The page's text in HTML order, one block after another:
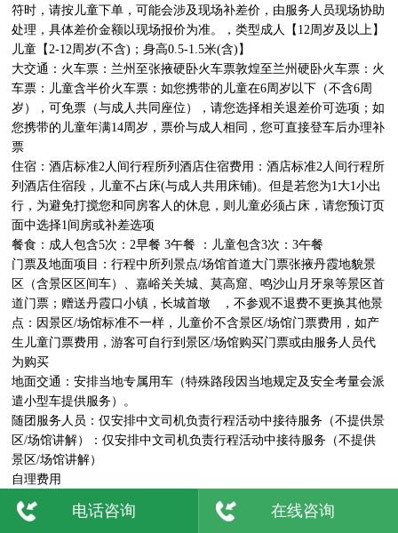
符时，请按儿童下单，可能会涉及现场补差价，由服务人员现场协助
处理，具体差价金额以现场报价为准。，类型成人【12周岁及以上】
儿童【2-12周岁(不含)；身高0.5-1.5米(含)】
大交通：火车票：兰州至张掖硬卧火车票敦煌至兰州硬卧火车票：火
车票：儿童含半价火车票：如您携带的儿童在6周岁以下（不含6周
岁），可免票（与成人共同座位），请您选择相关退差价可选项；如
您携带的儿童年满14周岁，票价与成人相同，您可直接登车后办理补
票
住宿：酒店标准2人间行程所列酒店住宿费用：酒店标准2人间行程所
列酒店住宿段，儿童不占床(与成人共用床铺)。但是若您为1大1小出
行，为避免打搅您和同房客人的休息，则儿童必须占床，请您预订页
面中选择1间房或补差选项
餐食：成人包含5次：2早餐 3午餐 ：儿童包含3次：3午餐
门票及地面项目：行程中所列景点/场馆首道大门票张掖丹霞地貌景
区（含景区区间车）、嘉峪关关城、莫高窟、鸣沙山月牙泉等景区首
道门票；赠送丹霞口小镇，长城首墩   ，不参观不退费不更换其他景
点：因景区/场馆标准不一样，儿童价不含景区/场馆门票费用，如产
生儿童门票费用，游客可自行到景区/场馆购买门票或由服务人员代
为购买
地面交通：安排当地专属用车（特殊路段因当地规定及安全考量会派
遣小型车提供服务）。
随团服务人员：仅安排中文司机负责行程活动中接待服务（不提供景
区/场馆讲解）：仅安排中文司机负责行程活动中接待服务（不提供
景区/场馆讲解）
自理费用
门票及地面项目：景区景点/场馆内收费参考：长城首墩   景区/场馆
小交通查看完整信息
电话咨询 在线咨询